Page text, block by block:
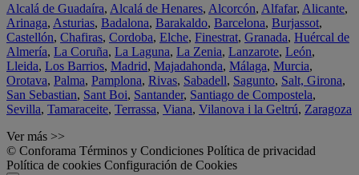
Alcalá de Guadaíra, Alcalá de Henares, Alcorcón, Alfafar, Alicante,
Arinaga, Asturias, Badalona, Barakaldo, Barcelona, Burjassot,
Castellón, Chafiras, Cordoba, Elche, Finestrat, Granada, Huércal de
Almería, La Coruña, La Laguna, La Zenia, Lanzarote, León,
Lleida, Los Barrios, Madrid, Majadahonda, Málaga, Murcia,
Orotava, Palma, Pamplona, Rivas, Sabadell, Sagunto, Salt, Girona,
San Sebastian, Sant Boi, Santander, Santiago de Compostela,
Sevilla, Tamaraceite, Terrassa, Viana, Vilanova i la Geltrú, Zaragoza
Ver más >>
© Conforama Términos y Condiciones Política de privacidad
Política de cookies Configuración de Cookies